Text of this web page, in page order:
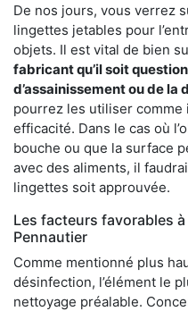
De nos jours, vous verrez
lingettes jetables pour
objets. Il est vital de bien
fabricant qu’il soit
d’assainissement ou de la
pourrez les utiliser
efficacité. Dans le cas où
bouche ou que la surface
avec des aliments, il
lingettes soit approuvée.
Les facteurs favorables
Pennautier
Comme mentionné plus
désinfection, l’élément le
nettoyage préalable.